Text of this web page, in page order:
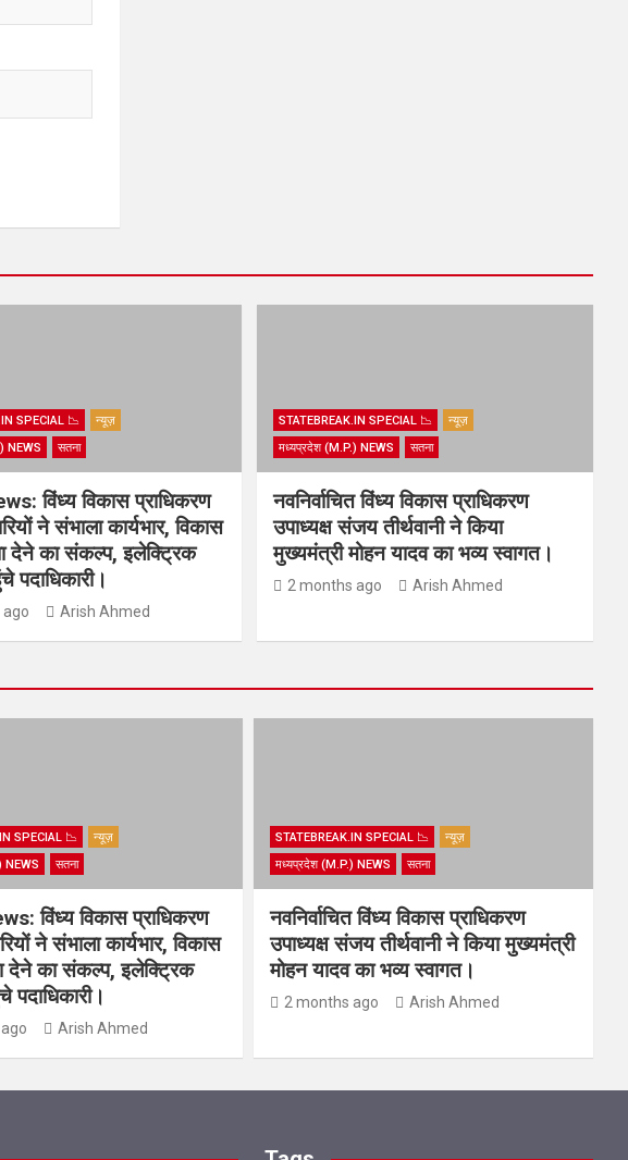
SPECIAL 📉
न्यूज़
NEWS
सतना
विंध्य विकास प्राधिकरण
ने संभाला कार्यभार, विकास
देने का संकल्प, इलेक्ट्रिक
पदाधिकारी।
Arish Ahmed
STATEBREAK.IN SPECIAL 📉
न्यूज़
मध्यप्रदेश (M.P.) NEWS
सतना
नवनिर्वाचित विंध्य विकास प्राधिकरण
उपाध्यक्ष संजय तीर्थवानी ने किया
मुख्यमंत्री मोहन यादव का भव्य स्वागत।
2 months ago Arish Ahmed
SPECIAL 📉
न्यूज़
NEWS
सतना
विंध्य विकास प्राधिकरण
ने संभाला कार्यभार, विकास
देने का संकल्प, इलेक्ट्रिक
पदाधिकारी।
Arish Ahmed
STATEBREAK.IN SPECIAL 📉
न्यूज़
मध्यप्रदेश (M.P.) NEWS
सतना
नवनिर्वाचित विंध्य विकास प्राधिकरण
उपाध्यक्ष संजय तीर्थवानी ने किया मुख्यमंत्री
मोहन यादव का भव्य स्वागत।
2 months ago Arish Ahmed